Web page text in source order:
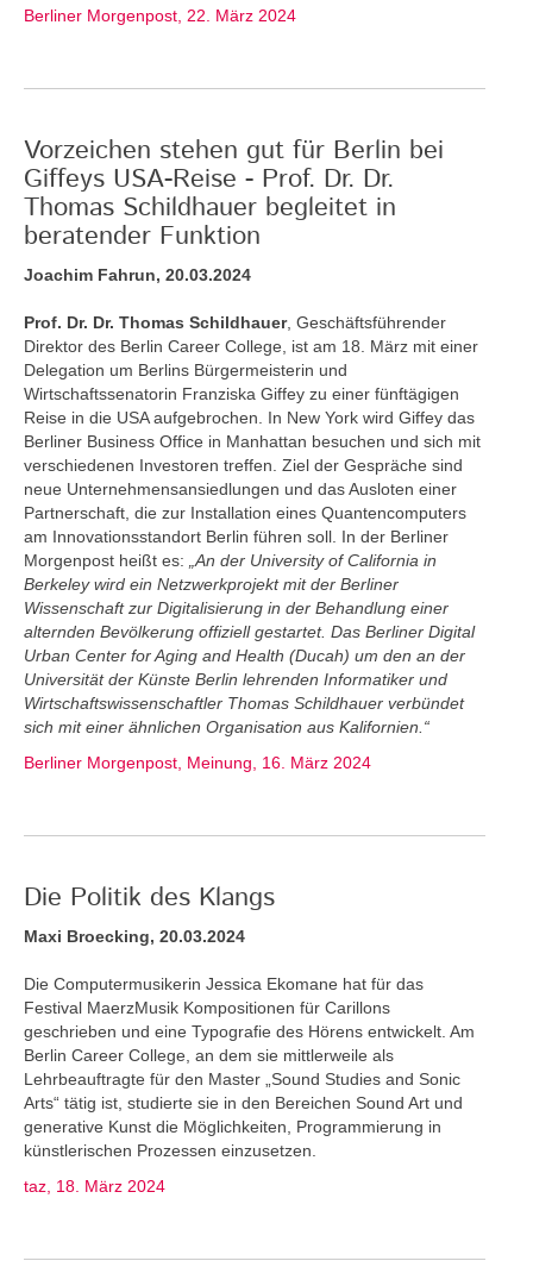
Berliner Morgenpost, 22. März 2024
Vorzeichen stehen gut für Berlin bei
Giffeys USA-Reise - Prof. Dr. Dr.
Thomas Schildhauer begleitet in
beratender Funktion
Joachim Fahrun, 20.03.2024
Prof. Dr. Dr. Thomas Schildhauer, Geschäftsführender
Direktor des Berlin Career College, ist am 18. März mit einer
Delegation um Berlins Bürgermeisterin und
Wirtschaftssenatorin Franziska Giffey zu einer fünftägigen
Reise in die USA aufgebrochen. In New York wird Giffey das
Berliner Business Office in Manhattan besuchen und sich mit
verschiedenen Investoren treffen. Ziel der Gespräche sind
neue Unternehmensansiedlungen und das Ausloten einer
Partnerschaft, die zur Installation eines Quantencomputers
am Innovationsstandort Berlin führen soll. In der Berliner
Morgenpost heißt es:
„An der University of California in
Berkeley wird ein Netzwerkprojekt mit der Berliner
Wissenschaft zur Digitalisierung in der Behandlung einer
alternden Bevölkerung offiziell gestartet. Das Berliner Digital
Urban Center for Aging and Health (Ducah) um den an der
Universität der Künste Berlin lehrenden Informatiker und
Wirtschaftswissenschaftler Thomas Schildhauer verbündet
sich mit einer ähnlichen Organisation aus Kalifornien.“
Berliner Morgenpost, Meinung, 16. März 2024
Die Politik des Klangs
Maxi Broecking, 20.03.2024
Die Computermusikerin Jessica Ekomane hat für das
Festival MaerzMusik Kompositionen für Carillons
geschrieben und eine Typografie des Hörens entwickelt. Am
Berlin Career College, an dem sie mittlerweile als
Lehrbeauftragte für den Master „Sound Studies and Sonic
Arts“ tätig ist, studierte sie in den Bereichen Sound Art und
generative Kunst die Möglichkeiten, Programmierung in
künstlerischen Prozessen einzusetzen.
taz, 18. März 2024